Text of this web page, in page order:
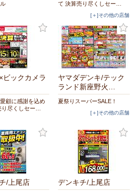
て 決算売り尽くしセー…
[＋]その他の店舗
ビックカメラ
顧に感謝を込め
り尽くしセー…
ヤマダデンキ/テック
ランド新座野火…
夏祭りスーパーSALE！
[＋]その他の店舗
/上尾店 デンキチ/上尾店